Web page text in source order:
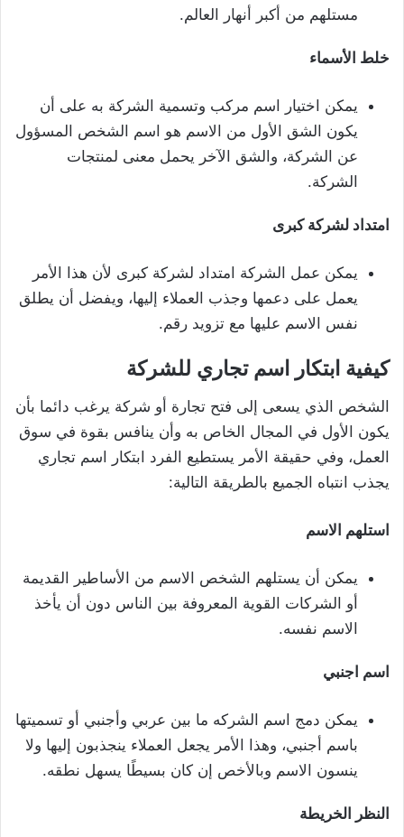
مستلهم من أكبر أنهار العالم.
خلط الأسماء
يمكن اختيار اسم مركب وتسمية الشركة به على أن
يكون الشق الأول من الاسم هو اسم الشخص المسؤول
عن الشركة، والشق الآخر يحمل معنى لمنتجات
الشركة.
امتداد لشركة كبرى
يمكن عمل الشركة امتداد لشركة كبرى لأن هذا الأمر
يعمل على دعمها وجذب العملاء إليها، ويفضل أن يطلق
نفس الاسم عليها مع تزويد رقم.
كيفية ابتكار اسم تجاري للشركة
الشخص الذي يسعى إلى فتح تجارة أو شركة يرغب دائما بأن
يكون الأول في المجال الخاص به وأن ينافس بقوة في سوق
العمل، وفي حقيقة الأمر يستطيع الفرد ابتكار اسم تجاري
يجذب انتباه الجميع بالطريقة التالية:
استلهم الاسم
يمكن أن يستلهم الشخص الاسم من الأساطير القديمة
أو الشركات القوية المعروفة بين الناس دون أن يأخذ
الاسم نفسه.
اسم اجنبي
يمكن دمج اسم الشركه ما بين عربي وأجنبي أو تسميتها
باسم أجنبي، وهذا الأمر يجعل العملاء ينجذبون إليها ولا
ينسون الاسم وبالأخص إن كان بسيطًا يسهل نطقه.
النظر الخريطة